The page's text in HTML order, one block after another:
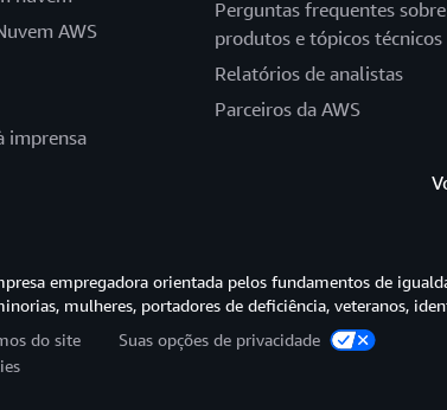
AWS
imprensa
Perguntas frequentes sobre
produtos e tópicos técnicos
Relatórios de analistas
Parceiros da AWS
empregadora orientada pelos fundamentos de
mulheres, portadores de deficiência, veteranos,
do site
Suas opções de privacidade